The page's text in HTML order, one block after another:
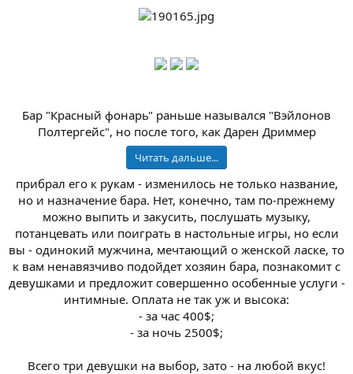
Бар "Красный фонарь" раньше назывался "Вэйлонов
Полтергейс", но после того, как Дарен Дриммер
Читать дальше...
прибрал его к рукам - изменилось не только название,
но и назначение бара. Нет, конечно, там по-прежнему
можно выпить и закусить, послушать музыку,
потанцевать или поиграть в настольные игры, но если
вы - одинокий мужчина, мечтающий о женской ласке, то
к вам ненавязчиво подойдет хозяин бара, познакомит с
девушками и предложит совершенно особенные услуги -
интимные. Оплата не так уж и высока:
- за час 400$;
- за ночь 2500$;
Всего три девушки на выбор, зато - на любой вкус!